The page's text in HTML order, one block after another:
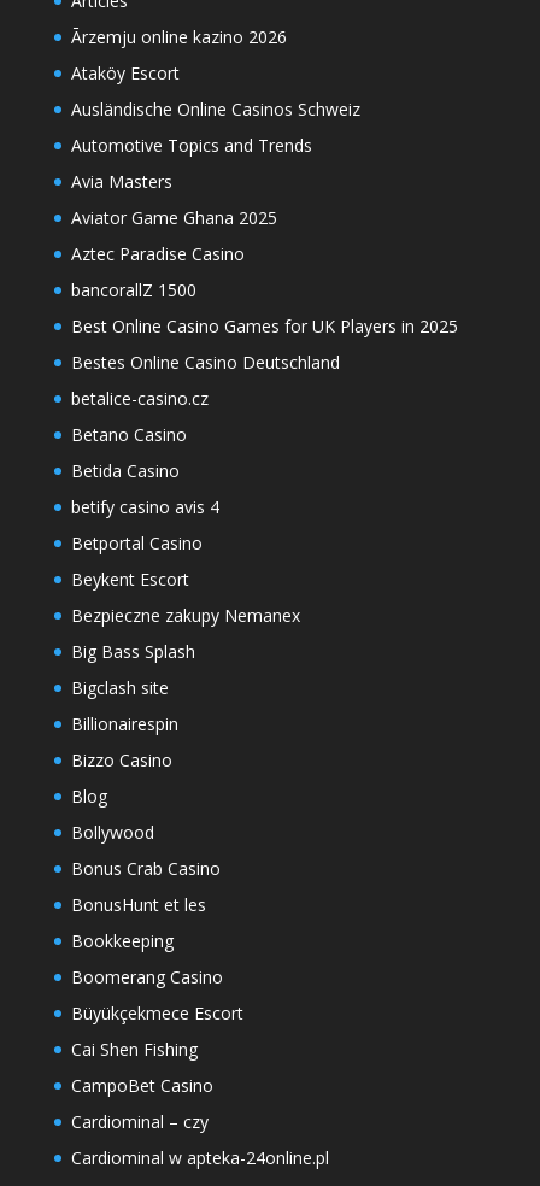
Ārzemju online kazino 2026
Ataköy Escort
Ausländische Online Casinos Schweiz
Automotive Topics and Trends
Avia Masters
Aviator Game Ghana 2025
Aztec Paradise Casino
bancorallZ 1500
Best Online Casino Games for UK Players in 2025
Bestes Online Casino Deutschland
betalice-casino.cz
Betano Casino
Betida Casino
betify casino avis 4
Betportal Casino
Beykent Escort
Bezpieczne zakupy Nemanex
Big Bass Splash
Bigclash site
Billionairespin
Bizzo Casino
Blog
Bollywood
Bonus Crab Casino
BonusHunt et les
Bookkeeping
Boomerang Casino
Büyükçekmece Escort
Cai Shen Fishing
CampoBet Casino
Cardiominal – czy
Cardiominal w apteka-24online.pl